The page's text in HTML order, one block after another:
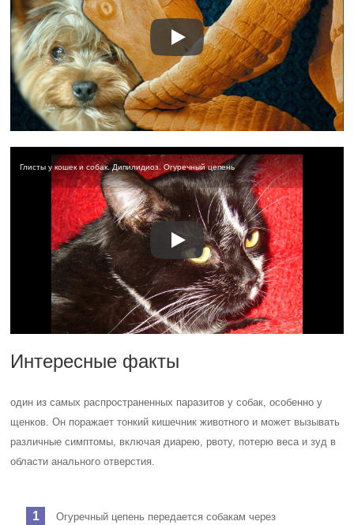
Глисты у кошек и собак. Дипилидиоз. Огуречный цепень
Интересные факты
один из самых распространенных паразитов у собак, особенно у
щенков. Он поражает тонкий кишечник животного и может вызывать
различные симптомы, включая диарею, рвоту, потерю веса и зуд в
области анального отверстия.
Огуречный цепень передается собакам через